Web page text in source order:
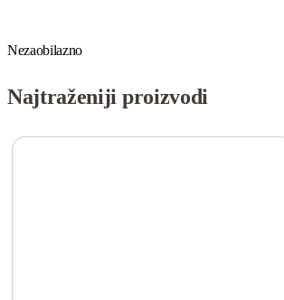
Nezaobilazno
Najtraženiji proizvodi